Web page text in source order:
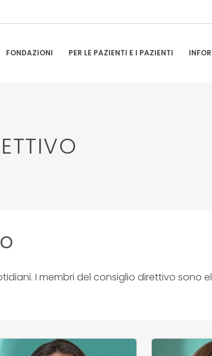
FONDAZIONI PER LE PAZIENTI E I PAZIENTI
I membri del consiglio direttivo sono